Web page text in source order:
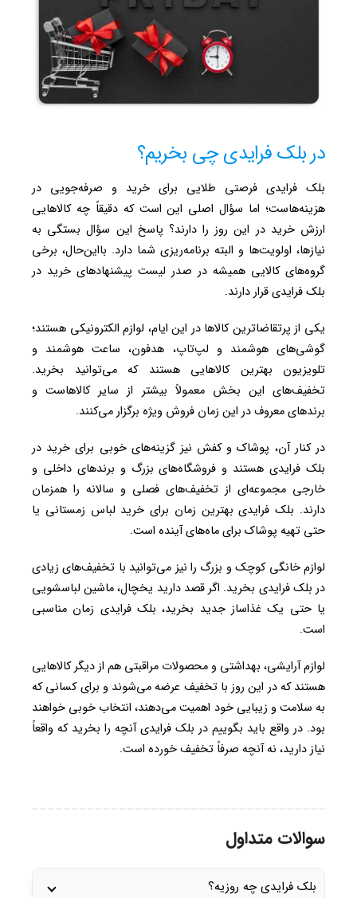
در بلک فرایدی چی بخریم؟
بلک فرایدی فرصتی طلایی برای خرید و صرفه‌جویی در
هزینه‌هاست؛ اما سؤال اصلی این است که دقیقاً چه کالاهایی
ارزش خرید در این روز را دارند؟ پاسخ این سؤال بستگی به
نیازها، اولویت‌ها و البته برنامه‌ریزی شما دارد. بااین‌حال، برخی
گروه‌های کالایی همیشه در صدر لیست پیشنهادهای خرید در
بلک فرایدی قرار دارند.
یکی از پرتقاضاترین کالاها در این ایام، لوازم الکترونیکی هستند؛
گوشی‌های هوشمند و لپ‌تاپ، هدفون، ساعت هوشمند و
تلویزیون بهترین کالاهایی هستند که می‌توانید بخرید.
تخفیف‌های این بخش معمولاً بیشتر از سایر کالاهاست و
برندهای معروف در این زمان فروش ویژه برگزار می‌کنند.
در کنار آن، پوشاک و کفش نیز گزینه‌های خوبی برای خرید در
بلک فرایدی هستند و فروشگاه‌های بزرگ و برندهای داخلی و
خارجی مجموعه‌ای از تخفیف‌های فصلی و سالانه را همزمان
دارند. بلک فرایدی بهترین زمان برای خرید لباس زمستانی یا
حتی تهیه پوشاک برای ماه‌های آینده است.
لوازم خانگی کوچک و بزرگ را نیز می‌توانید با تخفیف‌های زیادی
در بلک فرایدی بخرید. اگر قصد دارید یخچال، ماشین لباسشویی
یا حتی یک غذاساز جدید بخرید، بلک فرایدی زمان مناسبی
است.
لوازم آرایشی، بهداشتی و محصولات مراقبتی هم از دیگر کالاهایی
هستند که در این روز با تخفیف عرضه می‌شوند و برای کسانی که
به سلامت و زیبایی خود اهمیت می‌دهند، انتخاب خوبی خواهند
بود. در واقع باید بگوییم در بلک فرایدی آنچه را بخرید که واقعاً
نیاز دارید، نه آنچه صرفاً تخفیف خورده است.
سوالات متداول
بلک فرایدی چه روزیه؟